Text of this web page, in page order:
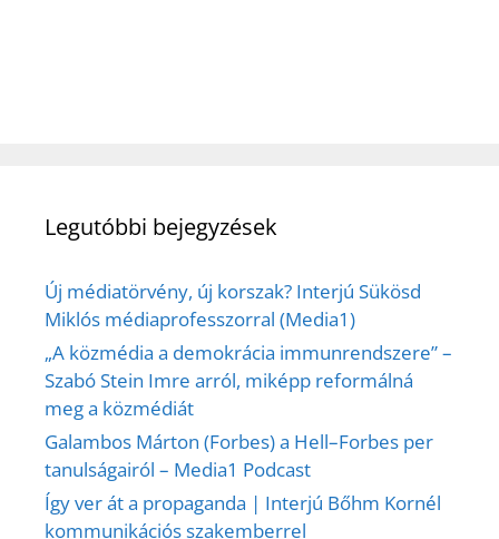
Legutóbbi bejegyzések
Új médiatörvény, új korszak? Interjú Sükösd
Miklós médiaprofesszorral (Media1)
„A közmédia a demokrácia immunrendszere” –
Szabó Stein Imre arról, miképp reformálná
meg a közmédiát
Galambos Márton (Forbes) a Hell–Forbes per
tanulságairól – Media1 Podcast
Így ver át a propaganda | Interjú Bőhm Kornél
kommunikációs szakemberrel